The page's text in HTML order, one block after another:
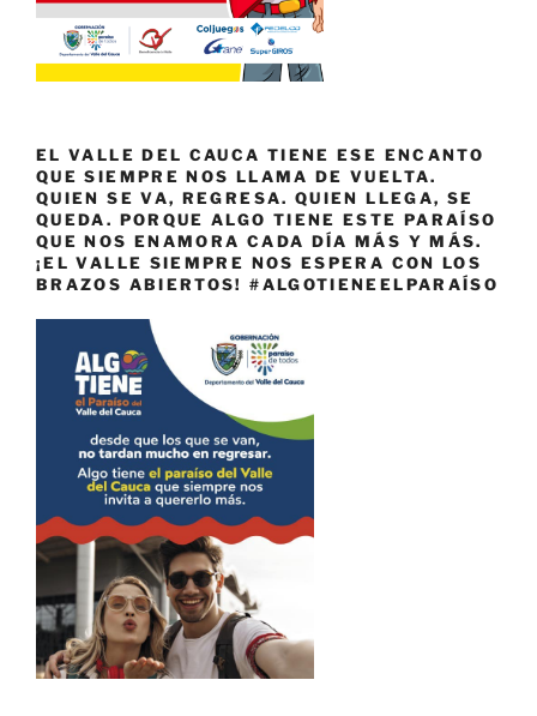
EL VALLE DEL CAUCA TIENE ESE ENCANTO
QUE SIEMPRE NOS LLAMA DE VUELTA.
QUIEN SE VA, REGRESA. QUIEN LLEGA, SE
QUEDA. PORQUE ALGO TIENE ESTE PARAÍSO
QUE NOS ENAMORA CADA DÍA MÁS Y MÁS.
¡EL VALLE SIEMPRE NOS ESPERA CON LOS
BRAZOS ABIERTOS! #ALGOTIENEELPARAÍSO